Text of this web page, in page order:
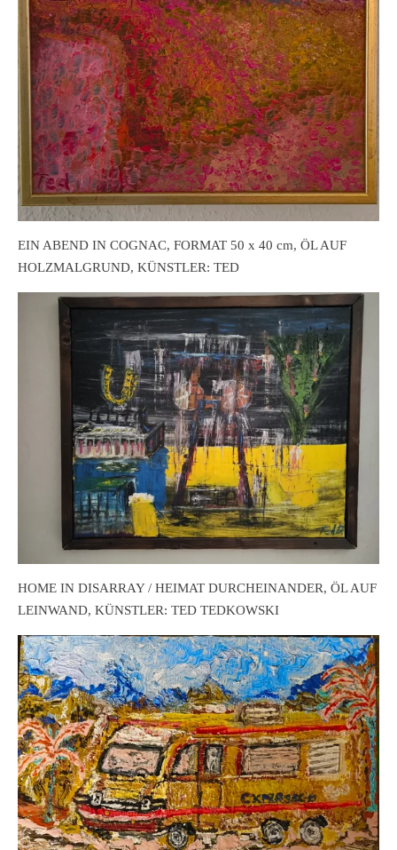
EIN ABEND IN COGNAC, FORMAT 50 x 40 cm, ÖL AUF
HOLZMALGRUND, KÜNSTLER: TED
HOME IN DISARRAY / HEIMAT DURCHEINANDER, ÖL AUF
LEINWAND, KÜNSTLER: TED TEDKOWSKI